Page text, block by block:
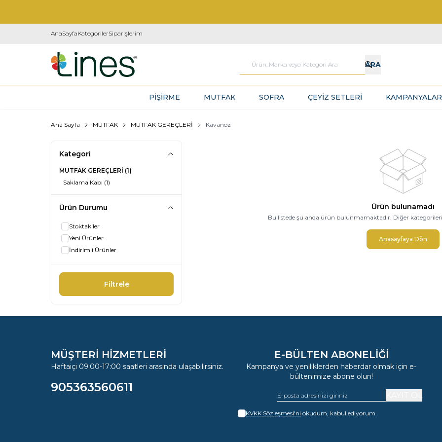
AnaSayfaKategorilerSiparişlerim
ARA
PİŞİRME MUTFAK SOFRA ÇEYİZ SETLERİ KAMPANYALAR
Ana Sayfa MUTFAK MUTFAK GEREÇLERİ Kavanoz
Kategori
MUTFAK GEREÇLERİ (1)
Saklama Kabı (1)
Ürün Durumu
Stoktakiler
Yeni Ürünler
İndirimli Ürünler
Filtrele
Ürün bulunamadı
Bu listede şu anda ürün bulunmamaktadır. Diğer
Anasayfaya Dön
MÜŞTERİ HİZMETLERİ
Haftaiçi 09:00-17:00 saatleri arasında ulaşabilirsiniz.
905363560611
E-BÜLTEN ABONELIĞI
Kampanya ve yeniliklerden haberdar olmak için e-
bültenimize abone olun!
KVKK Sözleşmesi'ni okudum, kabul ediyorum.